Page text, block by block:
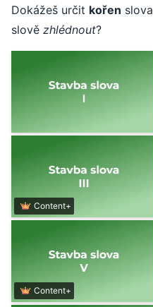
Dokážeš určit kořen slova
slově zhlédnout?
Content+
Content+